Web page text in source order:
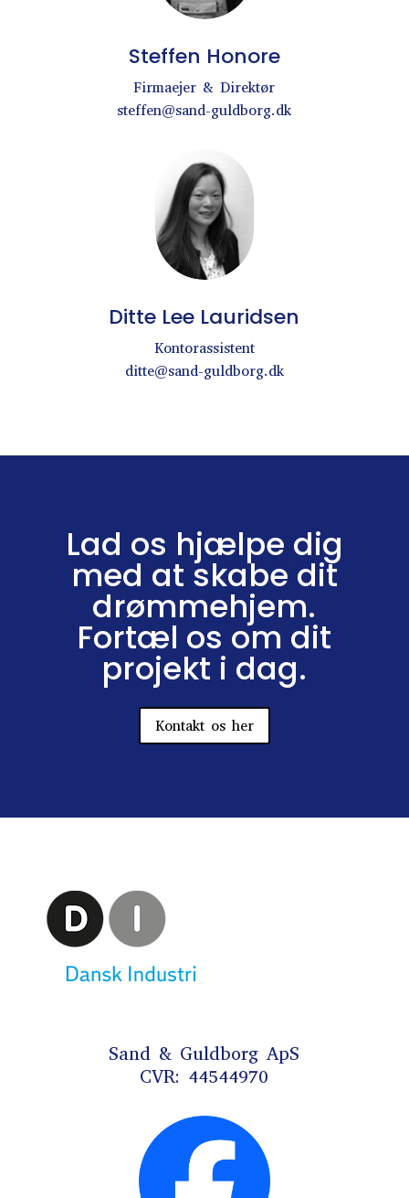
Steffen Honore
Firmaejer & Direktør
steffen@sand-guldborg.dk
Ditte Lee Lauridsen
Kontorassistent
ditte@sand-guldborg.dk
Lad os hjælpe dig
med at skabe dit
drømmehjem.
Fortæl os om dit
projekt i dag.
Kontakt os her
Sand & Guldborg ApS
CVR: 44544970